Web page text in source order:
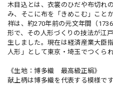
木目込とは、衣裳のひだや布切れ
み、そこに布を「きめこむ」こと
祥は、約270年前の元文年間（
形で、その人形づくりの技法が江
生しました。現在は経済産業大臣
人形」として東京・埼玉でつくら
《生地：博多織 最高級正絹》
献上柄は博多織を代表する模様で